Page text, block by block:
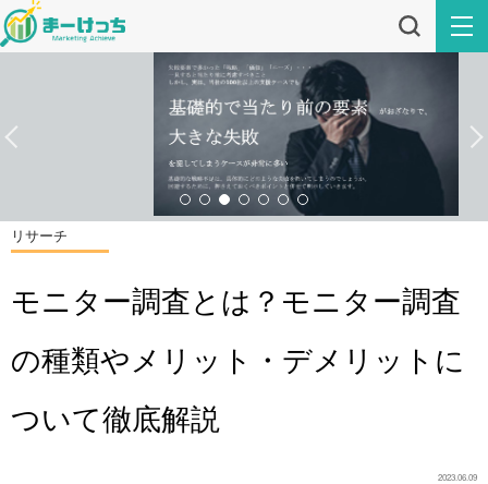
リサーチ
モニター調査とは？モニター調査
の種類やメリット・デメリットに
ついて徹底解説
2023.06.09